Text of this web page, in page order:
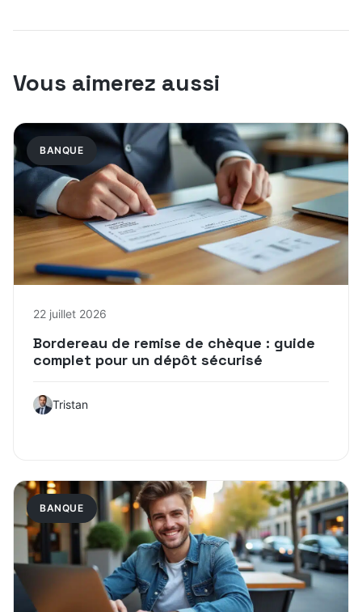
Vous aimerez aussi
BANQUE
22 juillet 2026
Bordereau de remise de chèque : guide
complet pour un dépôt sécurisé
Tristan
BANQUE